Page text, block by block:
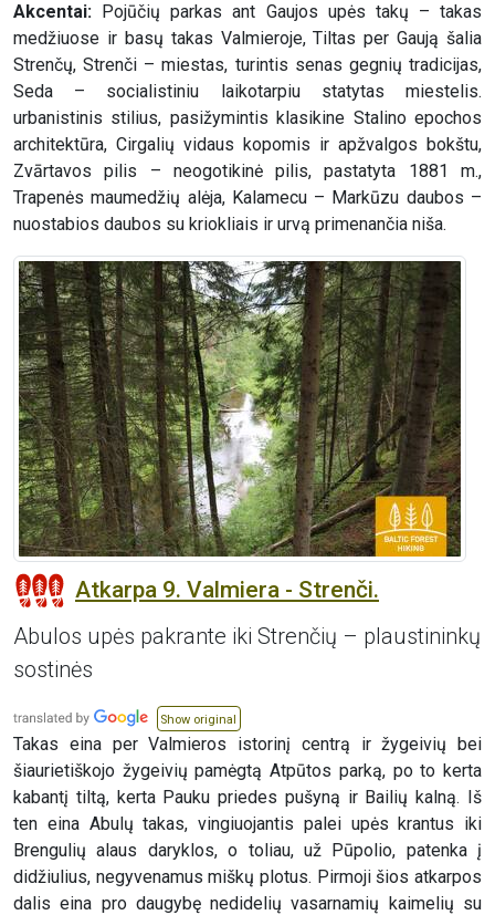
Akcentai: Pojūčių parkas ant Gaujos upės takų – takas
medžiuose ir basų takas Valmieroje, Tiltas per Gaują šalia
Strenčų, Strenči – miestas, turintis senas gegnių tradicijas,
Seda – socialistiniu laikotarpiu statytas miestelis.
urbanistinis stilius, pasižymintis klasikine Stalino epochos
architektūra, Cirgalių vidaus kopomis ir apžvalgos bokštu,
Zvārtavos pilis – neogotikinė pilis, pastatyta 1881 m.,
Trapenės maumedžių alėja, Kalamecu – Markūzu daubos –
nuostabios daubos su kriokliais ir urvą primenančia niša.
Atkarpa 9. Valmiera - Strenči.
Abulos upės pakrante iki Strenčių – plaustininkų
sostinės
Show original
Takas eina per Valmieros istorinį centrą ir žygeivių bei
šiaurietiškojo žygeivių pamėgtą Atpūtos parką, po to kerta
kabantį tiltą, kerta Pauku priedes pušyną ir Bailių kalną. Iš
ten eina Abulų takas, vingiuojantis palei upės krantus iki
Brengulių alaus daryklos, o toliau, už Pūpolio, patenka į
didžiulius, negyvenamus miškų plotus. Pirmoji šios atkarpos
dalis eina pro daugybę nedidelių vasarnamių kaimelių su